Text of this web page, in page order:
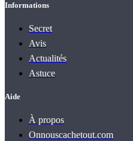
Informations
Secret
Avis
Actualités
Astuce
Aide
À propos
Onnouscachetout.com